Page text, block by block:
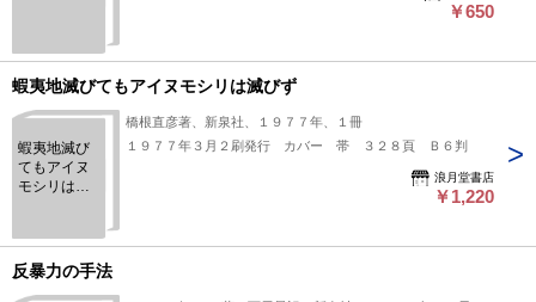
￥650
蝦夷地滅びてもアイヌモシリは滅びず
蝦夷地滅び
てもアイヌ
モシリは滅
橋根直彦著、新泉社、１９７７年、１冊
１９７７年３月２刷発行 カバー 帯 ３２８頁 Ｂ６判
浪月堂書店
￥1,220
反暴力の手法